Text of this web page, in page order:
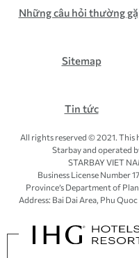
Những câu hỏi thường
Sitemap
Tin tức
All rights reserved © 2021. This
Starbay and operated
STARBAY VIET
Business License Number
Province’s Department of
Address: Bai Dai Area, Phu